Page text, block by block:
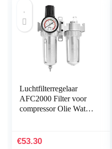
Luchtfilterregelaar
AFC2000 Filter voor
compressor Olie Water
Luchtdrukregelaar…
€53.30